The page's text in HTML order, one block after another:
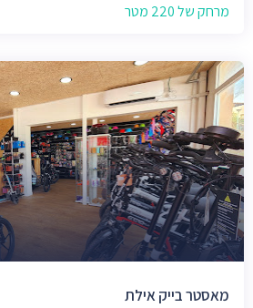
מרחק של 220 מטר
מאסטר בייק אילת